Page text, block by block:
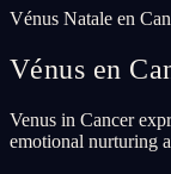
Vénus Natale en
Vénus en
Venus in Cancer
emotional nurturing